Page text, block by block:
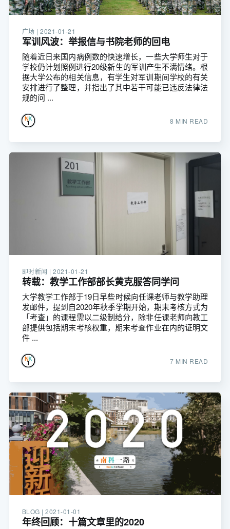
广场 |2021-01-21
军训风波：举报信与书院老师的回电
随着近日来国内病例数的快速增长，一些大学师生对于
学校仍计划照例进行20级新生的军训产生不满情绪。根
据大学公布的相关信息，有学生对军训期间学校的有关
安排进行了整理，并指出了其中若干可能已违反法律法
规的问 ...
8 MIN READ
即时新闻 |2021-01-21
转载：教学工作部部长黄克服答同学问
大学教学工作部于19日早些时候向任课老师与教学助理
发邮件，提到自2020年秋季学期开始，期末考核方式为
「考查」的课程需以二级制给分，除非任课老师向教工
部提供包括期末考核权重，期末考查作业在内的证明文
件 ...
7 MIN READ
BLOG |2021-01-01
年终回顾：十篇文章里的2020